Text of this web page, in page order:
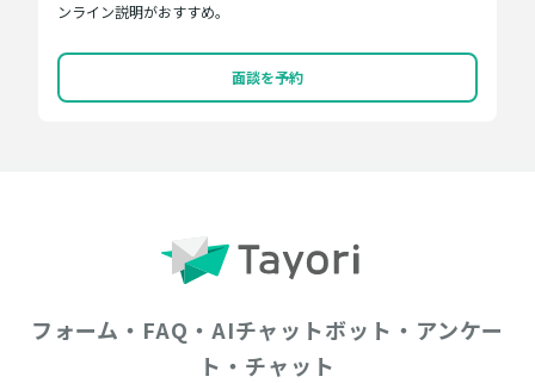
ンライン説明がおすすめ。
面談を予約
フォーム・FAQ・AIチャットボット・アンケー
ト・チャット